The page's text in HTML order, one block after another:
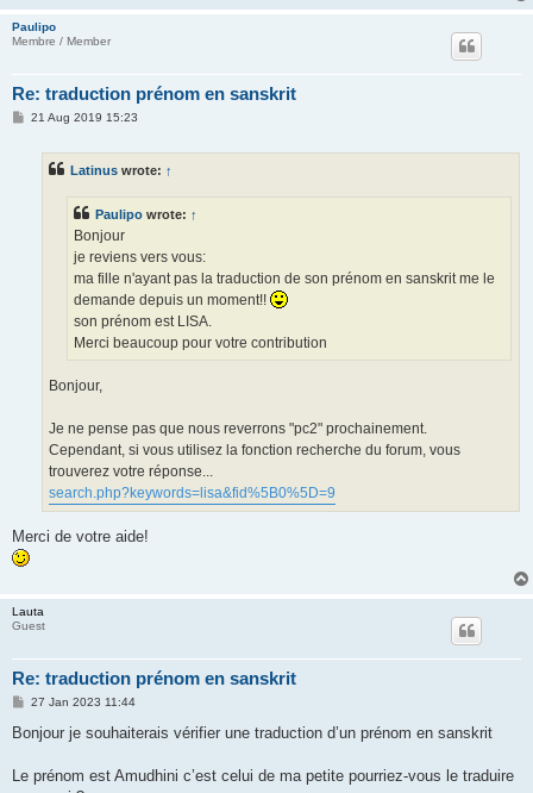
Paulipo
Membre / Member
Re: traduction prénom en sanskrit
P21 Aug 2019 15:23
Latinus wrote: ↑
Paulipo wrote: ↑
Bonjour
je reviens vers vous:
ma fille n'ayant pas la traduction de son prénom en sanskrit me le
demande depuis un moment!!
son prénom est LISA.
Merci beaucoup pour votre contribution
Bonjour,
Je ne pense pas que nous reverrons "pc2" prochainement.
Cependant, si vous utilisez la fonction recherche du forum, vous
trouverez votre réponse...
search.php?keywords=lisa&fid%5B0%5D=9
Merci de votre aide!
Lauta
Guest
Re: traduction prénom en sanskrit
P
s
27 Jan 2023 11:44
Bonjour je souhaiterais vérifier une traduction d’un prénom en sanskrit
Le prénom est Amudhini c’est celui de ma petite pourriez-vous le traduire